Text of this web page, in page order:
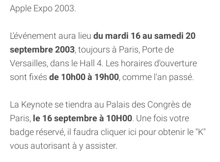
Apple Expo 2003.
L'événement aura lieu du mardi 16 au samedi 20
septembre 2003, toujours à Paris, Porte de
Versailles, dans le Hall 4. Les horaires d'ouverture
sont fixés de 10h00 à 19h00, comme l'an passé.
La Keynote se tiendra au Palais des Congrès de
Paris, le 16 septembre à 10H00. Une fois votre
badge réservé, il faudra cliquer ici pour obtenir le "K"
vous autorisant à y assister.